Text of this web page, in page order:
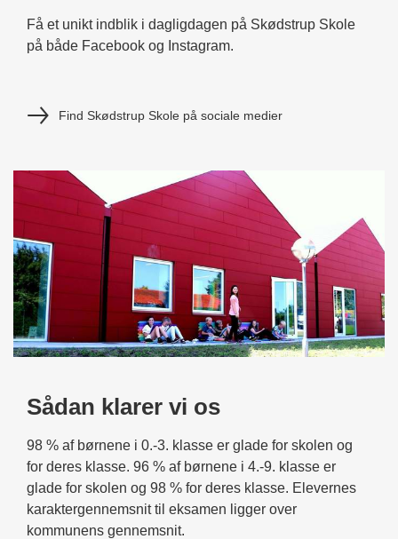
Få et unikt indblik i dagligdagen på Skødstrup Skole
på både Facebook og Instagram.
Find Skødstrup Skole på sociale medier
Sådan klarer vi os
98 % af børnene i 0.-3. klasse er glade for skolen og
for deres klasse. 96 % af børnene i 4.-9. klasse er
glade for skolen og 98 % for deres klasse. Elevernes
karaktergennemsnit til eksamen ligger over
kommunens gennemsnit.